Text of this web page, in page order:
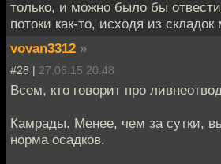
только, и можно было бы
потоки как-то, исходя из складок
vovan3312 »
#28 | 27.06.15 20:48
Всем, кто говорит про
Камрады. Менее, чем за сутки,
норма осадков.